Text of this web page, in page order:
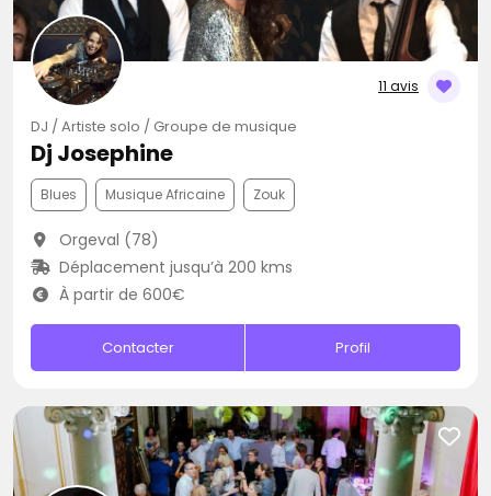
11 avis
DJ / Artiste solo / Groupe de musique
Dj Josephine
Blues Musique Africaine Zouk
Orgeval (78)
Déplacement jusqu’à 200 kms
À partir de 600€
Contacter Profil